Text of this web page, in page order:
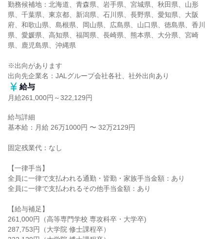
勤務候補地：北海道、青森県、岩手県、宮城県、秋田県、山形
県、千葉県、東京都、新潟県、石川県、長野県、愛知県、大阪
府、和歌山県、島根県、岡山県、広島県、山口県、徳島県、香川
県、愛媛県、高知県、福岡県、長崎県、熊本県、大分県、宮崎
県、鹿児島県、沖縄県
※出向があります
出向先企業名：JALグループ会社各社、社外出向あり
給与
月給261,000円～322,129円
給与詳細
基本給：月給 26万1000円 〜 32万2129円
固定残業代：なし
【一律手当】
全員に一律で支払われる通勤・皆勤・家族手当金額：あり
全員に一律で支払われるその他手当金額：あり
【給与補足】
261,000円（高等専門学校 専攻科卒・大学卒)
287,753円（大学院 修士課程卒）